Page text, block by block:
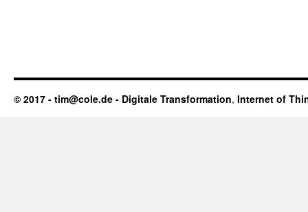
© 2017 - tim@cole.de - Digitale Transformation, Internet of